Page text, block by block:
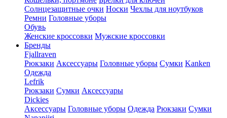
Солнцезащитные очки Носки Чехлы для ноутбуков
Ремни Головные уборы
Обувь
Женские кроссовки Мужские кроссовки
Бренды
Fjallraven
Рюкзаки Аксессуары Головные уборы Сумки Kanken
Одежда
Lefrik
Рюкзаки Сумки Аксессуары
Dickies
Аксессуары Головные уборы Одежда Рюкзаки Сумки